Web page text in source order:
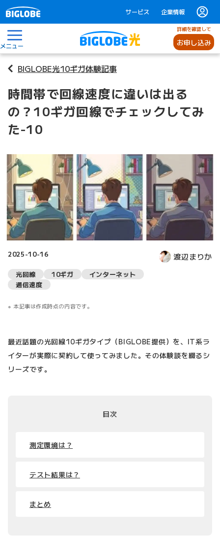
サービス 企業情報
メニュー
詳細を確認して
お申し込み
BIGLOBE光10ギガ体験記事
時間帯で回線速度に違いは出る
の？10ギガ回線でチェックしてみ
た-10
2025-10-16 渡辺まりか
光回線 10ギガ
インターネット
通信速度
本記事は作成時点の内容です。
最近話題の光回線10ギガタイプ（BIGLOBE提供）を、IT系ラ
イターが実際に契約して使ってみました。その体験談を綴るシ
リーズです。
目次
測定環境は？
テスト結果は？
まとめ